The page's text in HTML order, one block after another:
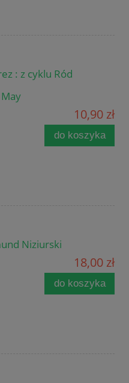
: z cyklu Ród
10,90 zł
do koszyka
Niziurski
18,00 zł
do koszyka